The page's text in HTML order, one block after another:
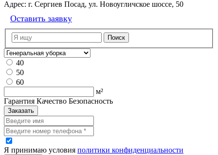
Адрес: г. Сергиев Посад, ул. Новоугличское шоссе, 50
Оставить заявку
40
50
60
м²
Гарантия Качество Безопасность
Заказать
Я принимаю условия политики конфиденциальности